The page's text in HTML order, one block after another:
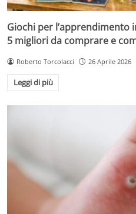
Giochi per
5 migliori da comprare e
Roberto Torcolacci 26 Aprile 2026
Leggi di più